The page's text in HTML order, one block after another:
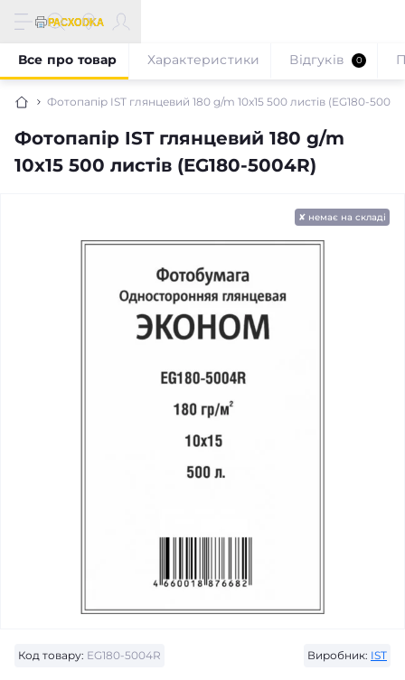
Фотопапір IST глянцевий 180 g/m 10x15 500 листів (EG180-
Фотопапір IST глянцевий 180 g/m
10x15 500 листів (EG180-5004R)
Все про товар Характеристики Відгуків 0
✘ немає на складі
Код товару: EG180-5004R Виробник: IST